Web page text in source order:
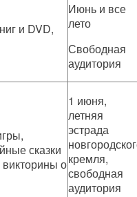
и DVD,
Июнь и все
лето
Свободная
аудитория
сказки
о
1 июня,
летняя
эстрада
кремля,
свободная
аудитория